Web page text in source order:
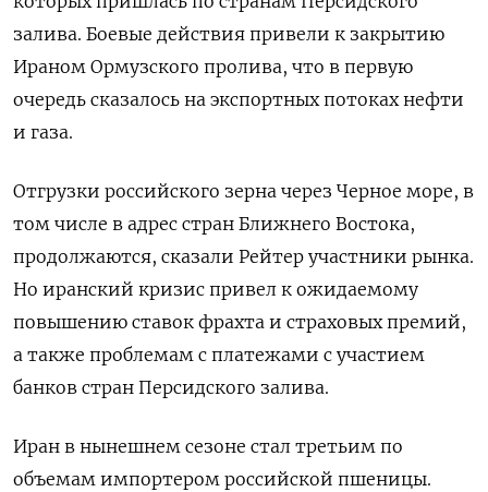
‌залива. Боевые действия привели к закрытию
Ираном Ормузского пролива, что в первую
очередь сказалось на экспортных потоках нефти
и газа.
Отгрузки российского зерна через Черное море, в
том числе в адрес стран Ближнего Востока,
продолжаются, сказали Рейтер участники рынка.
Но ​иранский кризис привел к ожидаемому
повышению ставок ​фрахта и страховых премий,
а также ​проблемам с платежами ⁠с участием
банков стран Персидского залива.
Иран в нынешнем сезоне стал третьим по
объемам ‌импортером российской пшеницы.